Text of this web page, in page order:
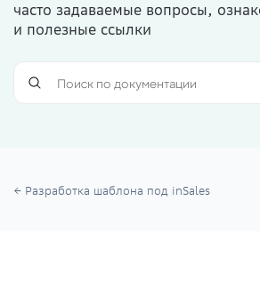
часто задаваемые вопросы,
и полезные ссылки
Разработка шаблона под inSales